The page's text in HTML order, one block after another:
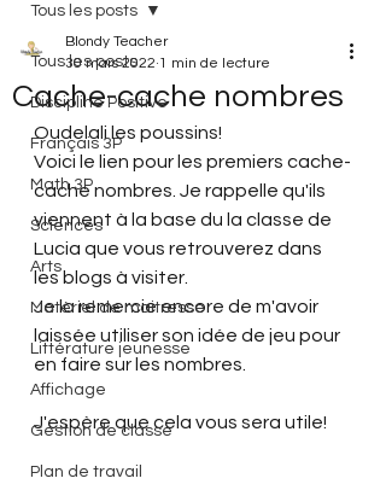
Tous les posts
Discipline Positive
Français 3P
Math 3P
Sciences
Arts
Matériel de maitresse
Littérature jeunesse
Affichage
Gestion de classe
Plan de travail
Tous les posts
Cache-cache nombres
Blondy Teacher
30 mars 2022 1 min de lecture
Oudelali les poussins!
Voici le lien pour les premiers cache-
cache nombres. Je rappelle qu'ils
viennent à la base du la classe de
Lucia que vous retrouverez dans
les blogs à visiter.
Je la remercie encore de m'avoir
laissée utiliser son idée de jeu pour
en faire sur les nombres.
J'espère que cela vous sera utile!